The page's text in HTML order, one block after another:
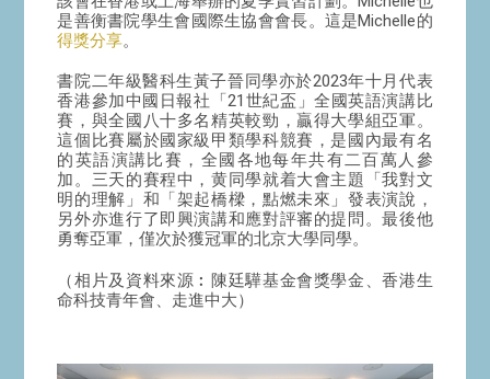
是善衡書院學生會國際生協會會長。這是Michelle的
得獎分享。
書院二年級醫科生黃子晉同學亦於2023年十月代表
香港參加中國日報社「21世紀盃」全國英語演講比
賽，與全國八十多名精英較勁，贏得大學組亞軍。
這個比賽屬於國家級甲類學科競賽，是國內最有名
的英語演講比賽，全國各地每年共有二百萬人參
加。三天的賽程中，黄同學就着大會主題「我對文
明的理解」和「架起橋樑，點燃未來」發表演說，
另外亦進行了即興演講和應對評審的提問。最後他
勇奪亞軍，僅次於獲冠軍的北京大學同學。
（相片及資料來源︰陳廷驊基金會獎學金、香港生
命科技青年會、走進中大）